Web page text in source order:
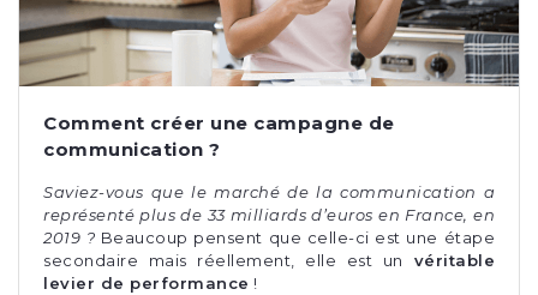
Comment créer une campagne de
communication ?
Saviez-vous que le marché de la communication a
représenté plus de 33 milliards d’euros en France, en
2019 ? Beaucoup pensent que celle-ci est une étape
secondaire mais réellement, elle est un véritable
levier de performance !